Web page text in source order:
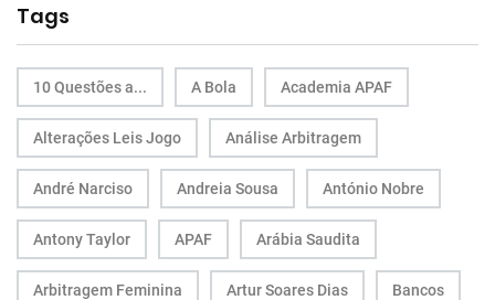
Tags
10 Questões a... A Bola Academia APAF
Alterações Leis Jogo Análise Arbitragem
André Narciso Andreia Sousa António Nobre
Antony Taylor APAF Arábia Saudita
Arbitragem Feminina Artur Soares Dias Bancos